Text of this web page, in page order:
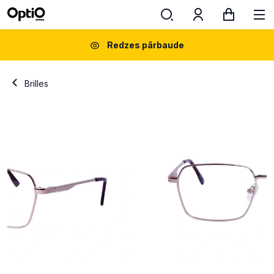
Redzes pārbaude
Brilles